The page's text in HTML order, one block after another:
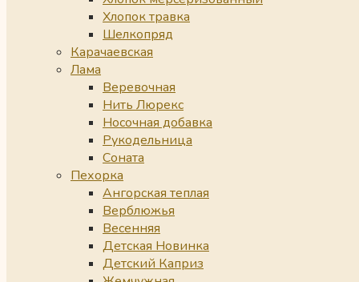
Хлопок травка
Шелкопряд
Карачаевская
Лама
Веревочная
Нить Люрекс
Носочная добавка
Рукодельница
Соната
Пехорка
Ангорская теплая
Верблюжья
Весенняя
Детская Новинка
Детский Каприз